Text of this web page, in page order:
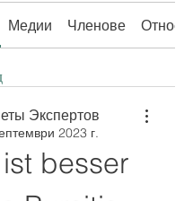
Медии Членове Относно
Экспертов
2023 г.
besser